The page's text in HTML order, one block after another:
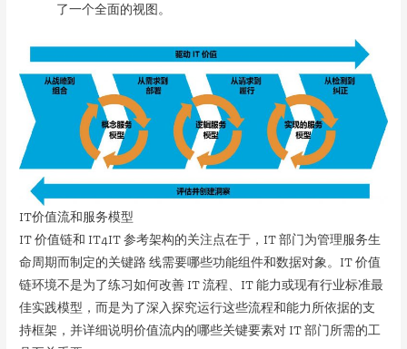
了一个全面的视图。
IT价值流和服务模型
IT 价值链和 IT4IT 参考架构的关注点在于，IT 部门为管理服务生
命周期而制定的关键路 线需要哪些功能组件和数据对象。IT 价值
链环境不是为了练习如何改善 IT 流程、IT 能力或现有行业标准最
佳实践模型，而是为了深入探究运行这些流程和能力所依据的支
持框架，并详细说明价值流内的哪些关键要素对 IT 部门所需的工